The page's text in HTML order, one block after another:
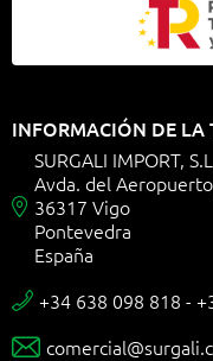
INFORMACIÓN DE LA

SURGALI IMPORT,
Avda. del
36317 Vigo
Pontevedra
España
 +34 638 098 818 -
